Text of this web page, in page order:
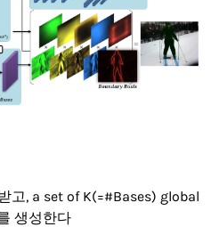
고, a set of K(=#Bases) global
생성한다